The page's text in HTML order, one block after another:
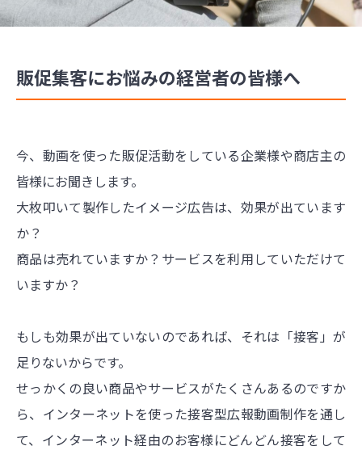
販促集客にお悩みの経営者の皆様へ
今、動画を使った販促活動をしている企業様や商店主の
皆様にお聞きします。
大枚叩いて製作したイメージ広告は、効果が出ています
か？
商品は売れていますか？サービスを利用していただけて
いますか？
もしも効果が出ていないのであれば、それは「接客」が
足りないからです。
せっかくの良い商品やサービスがたくさんあるのですか
ら、インターネットを使った接客型広報動画制作を通し
て、インターネット経由のお客様にどんどん接客をして